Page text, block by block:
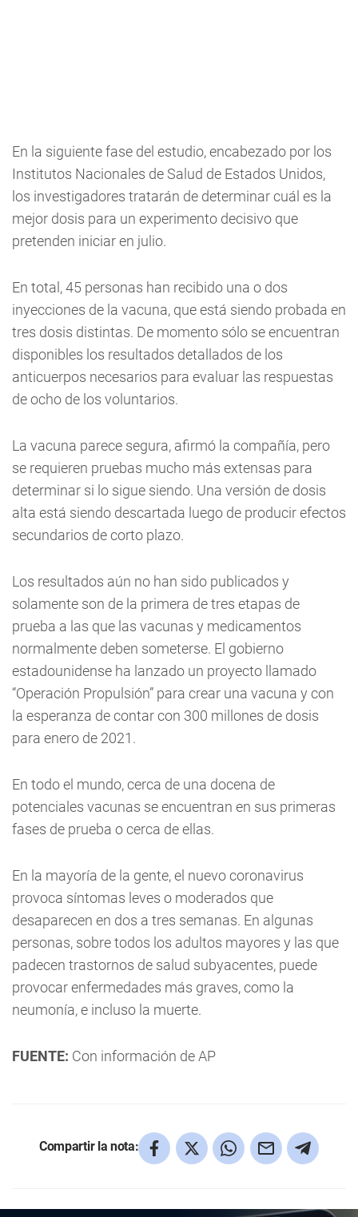
En la siguiente fase del estudio, encabezado por los
Institutos Nacionales de Salud de Estados Unidos,
los investigadores tratarán de determinar cuál es la
mejor dosis para un experimento decisivo que
pretenden iniciar en julio.
En total, 45 personas han recibido una o dos
inyecciones de la vacuna, que está siendo probada en
tres dosis distintas. De momento sólo se encuentran
disponibles los resultados detallados de los
anticuerpos necesarios para evaluar las respuestas
de ocho de los voluntarios.
La vacuna parece segura, afirmó la compañía, pero
se requieren pruebas mucho más extensas para
determinar si lo sigue siendo. Una versión de dosis
alta está siendo descartada luego de producir efectos
secundarios de corto plazo.
Los resultados aún no han sido publicados y
solamente son de la primera de tres etapas de
prueba a las que las vacunas y medicamentos
normalmente deben someterse. El gobierno
estadounidense ha lanzado un proyecto llamado
“Operación Propulsión” para crear una vacuna y con
la esperanza de contar con 300 millones de dosis
para enero de 2021.
En todo el mundo, cerca de una docena de
potenciales vacunas se encuentran en sus primeras
fases de prueba o cerca de ellas.
En la mayoría de la gente, el nuevo coronavirus
provoca síntomas leves o moderados que
desaparecen en dos a tres semanas. En algunas
personas, sobre todos los adultos mayores y las que
padecen trastornos de salud subyacentes, puede
provocar enfermedades más graves, como la
neumonía, e incluso la muerte.
FUENTE: Con información de AP
Compartir la nota: